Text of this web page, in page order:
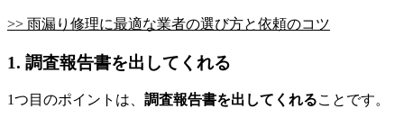
>> 雨漏り修理に最適な業者の選び方と依頼のコツ
1. 調査報告書を出してくれる
1つ目のポイントは、 調査報告書を出してくれることです。